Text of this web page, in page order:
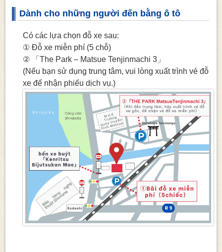
Dành cho những người đến bằng ô tô
Có các lựa chọn đỗ xe sau:
① Đỗ xe miễn phí (5 chỗ)
② 「The Park – Matsue Tenjinmachi 3」
(Nếu bạn sử dụng trung tâm, vui lòng xuất trình vé đỗ
xe để nhận phiếu dịch vụ.)